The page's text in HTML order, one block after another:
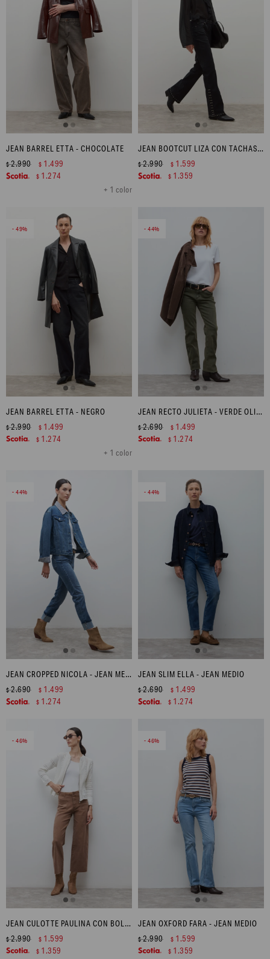
JEAN BARREL ETTA - CHOCOLATE
+ 1 color
$2.990 $ 1.499
$ 1.274
JEAN BOOTCUT LIZA CON TACHAS - NEGRO
$2.990 $ 1.599
$ 1.359
49
JEAN BARREL ETTA - NEGRO
+ 1 color
$2.990 $ 1.499
$ 1.274
44
JEAN RECTO JULIETA - VERDE OLIVA
$2.690 $ 1.499
$ 1.274
44
JEAN CROPPED NICOLA - JEAN MEDIO
$2.690 $ 1.499
$ 1.274
44
JEAN SLIM ELLA - JEAN MEDIO
$2.690 $ 1.499
$ 1.274
46
JEAN CULOTTE PAULINA CON BOLSILLOS - TOSTADO
$2.990 $ 1.599
$ 1.359
46
JEAN OXFORD FARA - JEAN MEDIO
$2.990 $ 1.599
$ 1.359